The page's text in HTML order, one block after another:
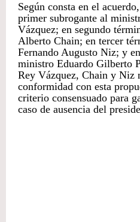
Según consta en el
primer subrogante al
Vázquez; en segundo
Alberto Chain; en tercer
Fernando Augusto Niz; y
ministro Eduardo Gilberto
Rey Vázquez, Chain y Niz
conformidad con esta
criterio consensuado para
caso de ausencia del